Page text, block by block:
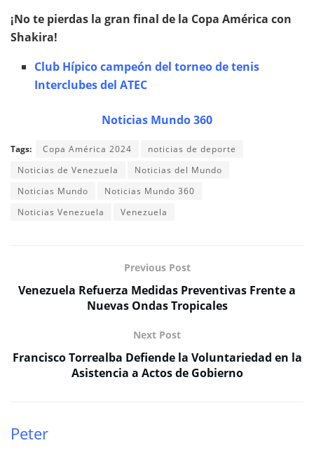
¡No te pierdas la gran final de la Copa América con
Shakira!
Club Hípico campeón del torneo de tenis
Interclubes del ATEC
Noticias Mundo 360
Tags: Copa América 2024
noticias de deporte
Noticias de Venezuela
Noticias del Mundo
Noticias Mundo
Noticias Mundo 360
Noticias Venezuela
Venezuela
Previous Post
Venezuela Refuerza Medidas Preventivas Frente a
Nuevas Ondas Tropicales
Next Post
Francisco Torrealba Defiende la Voluntariedad en la
Asistencia a Actos de Gobierno
Peter